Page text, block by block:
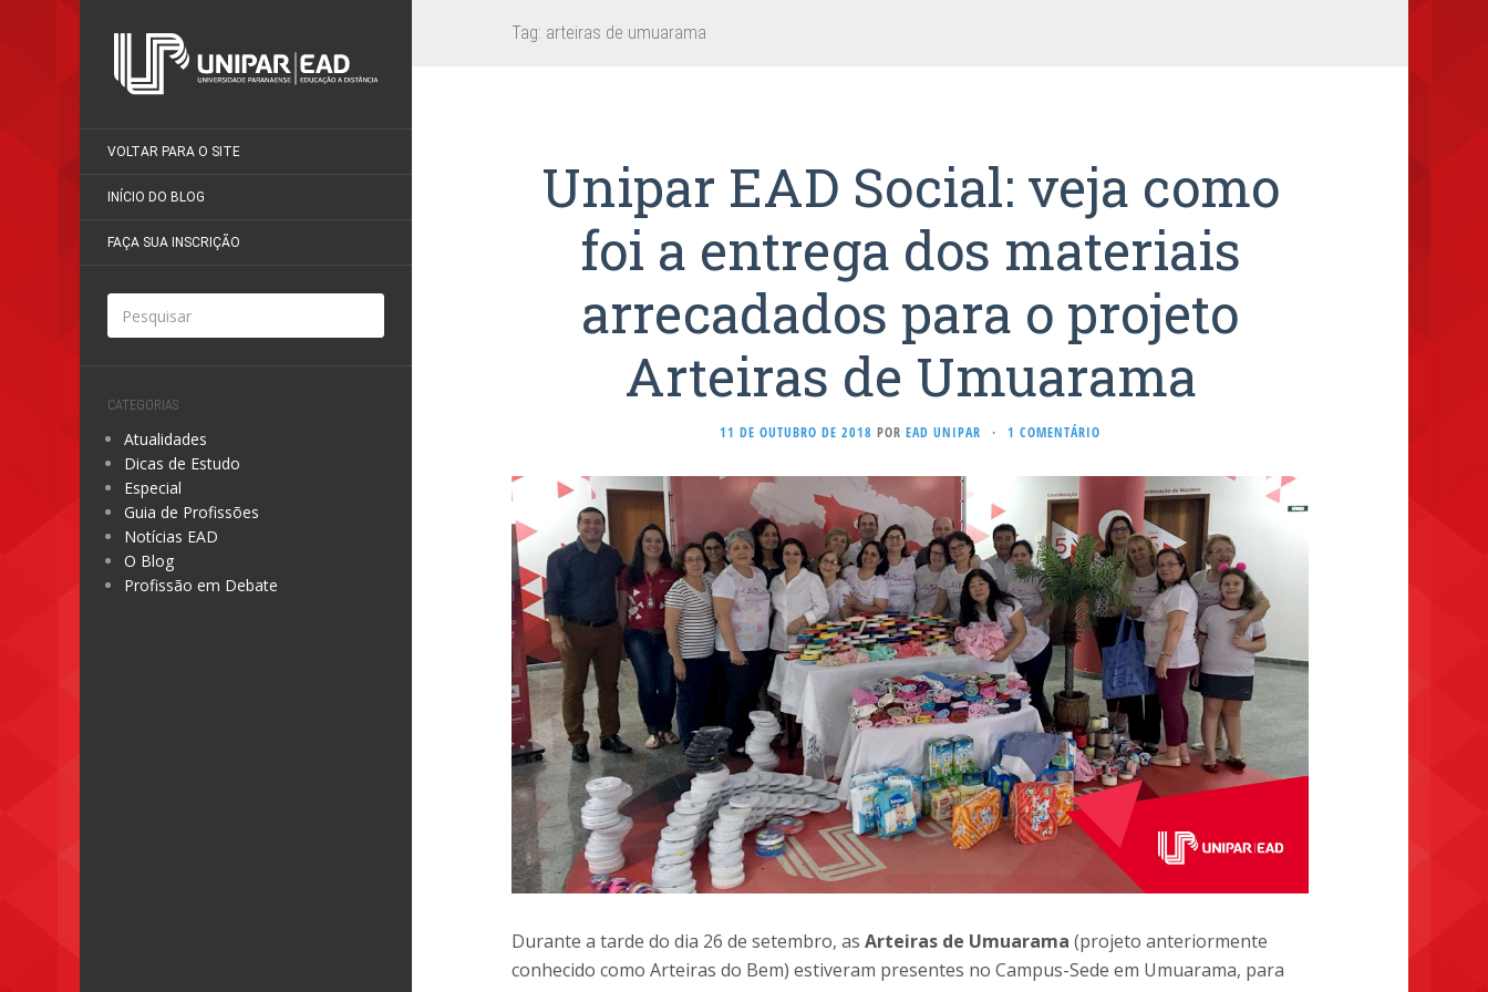
VOLTAR PARA O SITE
INÍCIO DO BLOG
FAÇA SUA INSCRIÇÃO
CATEGORIAS
Atualidades
Dicas de Estudo
Especial
Guia de Profissões
Notícias EAD
O Blog
Profissão em Debate
Tag: arteiras de umuarama
Unipar EAD Social: veja como
foi a entrega dos materiais
arrecadados para o projeto
Arteiras de Umuarama
11 DE OUTUBRO DE 2018 POR EAD UNIPAR · 1 COMENTÁRIO
Durante a tarde do dia 26 de setembro, as Arteiras de Umuarama (projeto anteriormente
conhecido como Arteiras do Bem) estiveram presentes no Campus-Sede em Umuarama, para